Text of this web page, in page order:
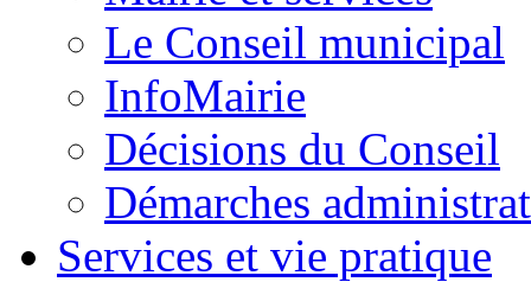
Le Conseil municipal
InfoMairie
Décisions du Conseil
Démarches
Services et vie pratique